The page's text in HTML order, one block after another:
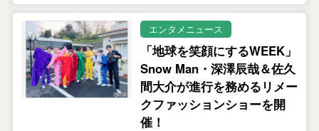
エンタメニュース
「地球を笑顔にするWEEK」
Snow Man・深澤辰哉＆佐久
間大介が進行を務めるリメー
クファッションショーを開
催！